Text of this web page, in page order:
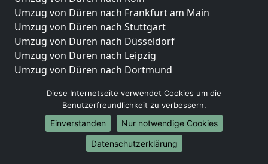
Umzug von Düren nach Frankfurt am Main
Umzug von Düren nach Stuttgart
Umzug von Düren nach Düsseldorf
Umzug von Düren nach Leipzig
Umzug von Düren nach Dortmund
Umzug von Düren nach Bremen
Umzug von Düren nach Dresden
Umzug von Düren nach Hannover
Umzug von Düren nach Nürnberg
Umzug von Düren nach Duisburg
Diese Internetseite verwendet Cookies um die
Benutzerfreundlichkeit zu verbessern.
Einverstanden
Nur notwendige Cookies
Datenschutzerklärung